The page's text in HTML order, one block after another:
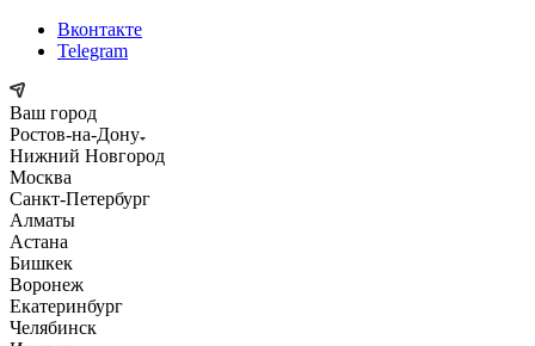
Вконтакте
Telegram
Ваш город
Ростов-на-Дону
Нижний Новгород
Москва
Санкт-Петербург
Алматы
Астана
Бишкек
Воронеж
Екатеринбург
Челябинск